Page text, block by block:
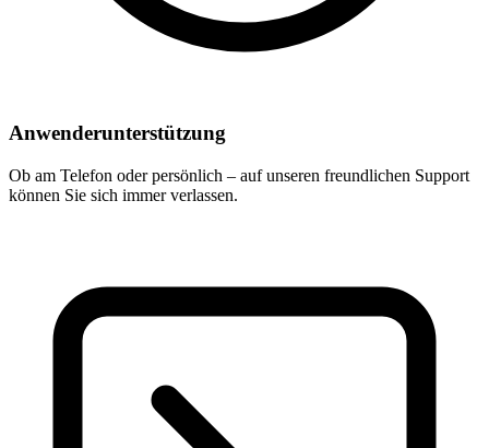
Anwenderunterstützung
Ob am Telefon oder persönlich – auf unseren freundlichen Support
können Sie sich immer verlassen.